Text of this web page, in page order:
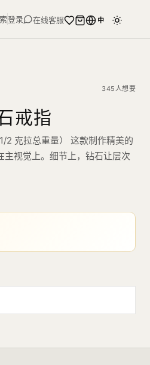
登录 在线客服 中
345人想要
戒指
2 克拉总重量） 这款制作精美的
视觉上。细节上，钻石让层次